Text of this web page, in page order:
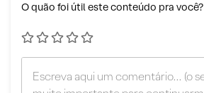
O quão foi útil este conteúdo pra você?